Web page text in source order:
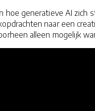
hoe generatieve AI zich
naar een
alleen mogelijk